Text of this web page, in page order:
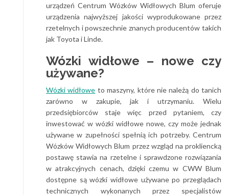
urządzeń Centrum Wózków Widłowych Blum oferuje
urządzenia najwyższej jakości wyprodukowane przez
rzetelnych i powszechnie znanych producentów takich
jak Toyota i Linde.
Wózki widłowe – nowe czy
używane?
Wózki widłowe to maszyny, które nie należą do tanich
zarówno w zakupie, jak i utrzymaniu. Wielu
przedsiębiorców staje więc przed pytaniem, czy
inwestować w wózki widłowe nowe, czy może jednak
używane w zupełności spełnią ich potrzeby. Centrum
Wózków Widłowych Blum przez wzgląd na prokliencką
postawę stawia na rzetelne i sprawdzone rozwiązania
w atrakcyjnych cenach, dzięki czemu w CWW Blum
dostępne są wózki widłowe używane po przeglądach
technicznych wykonanych przez specjalistów